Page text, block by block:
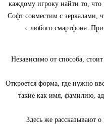
каждому игроку найти то, что
Софт совместим с зеркалами,
с любого смартфона. При
Независимо от способа,
Откроется форма, где нужно
такие как имя, фамилию,
Здесь же рассказывают